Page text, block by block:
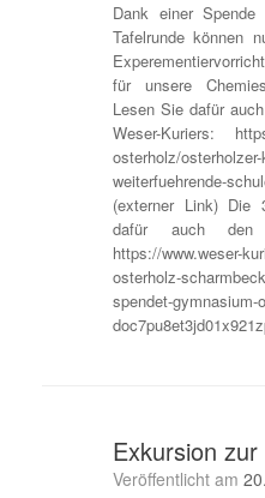
Dank einer
Tafelrunde können
für unsere
Lesen Sie dafür
Weser-Kuriers:
osterholz/
weiterfuehrende-
(externer Link) Die
dafür auch den
https://www.weser-
osterholz-
spendet-gymnasium-
Exkursion
Veröffentlicht am